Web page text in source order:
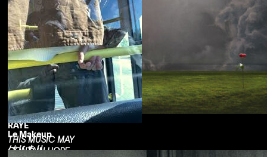
RAYE
THIS MUSIC MAY
CONTAIN HOPE.
Le Makeup
はじまり